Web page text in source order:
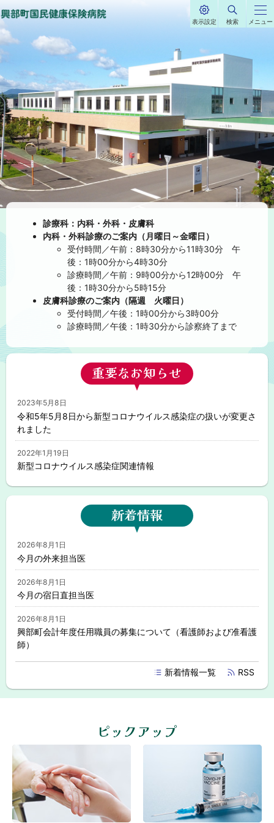
本
文
へ
メ
ニ
ュ
ー
へ
興部町国民健康保
険病院
メニュー
表示設定 検索
興
部
町
国
民
健
保
険
院
診療科：内科・外科・皮膚科
内科・外科診療のご案内（月曜日～金曜日）
受付時間／午前：8時30分から11時30分 午
後：1時00分から4時30分
診療時間／午前：9時00分から12時00分 午
後：1時30分から5時15分
皮膚科診療のご案内（隔週 火曜日）
受付時間／午後：1時00分から3時00分
診療時間／午後：1時30分から診察終了まで
重要なお知らせ
2023年5月8日
令和5年5月8日から新型コロナウイルス感染症の扱いが変更さ
れました
2022年1月19日
新型コロナウイルス感染症関連情報
新着情報
2026年8月1日
今月の外来担当医
2026年8月1日
今月の宿日直担当医
2026年8月1日
興部町会計年度任用職員の募集について（看護師および准看護
師）
2026年4月1日
高齢者肺炎球菌ワクチンの実施について（65歳以上の方）
2026年3月27日
子どもの「定期予防接種」の実施について
2026年3月27日
新着情報一覧 RSS
ピックアップ